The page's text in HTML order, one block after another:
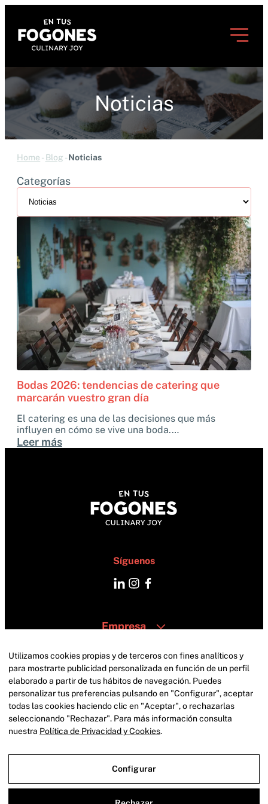
Noticias
Home -Blog -Noticias
Categorías
Bodas 2026: tendencias de catering que
marcarán vuestro gran día
El catering es una de las decisiones que más
influyen en cómo se vive una boda.…
Leer más
Síguenos
Empresa
Zonas
Contacto
Utilizamos cookies propias y de terceros con fines analíticos y
para mostrarte publicidad personalizada en función de un perfil
elaborado a partir de tus hábitos de navegación. Puedes
personalizar tus preferencias pulsando en "Configurar", aceptar
todas las cookies haciendo clic en "Aceptar", o rechazarlas
seleccionando "Rechazar". Para más información consulta
nuestra Política de Privacidad y Cookies.
Configurar